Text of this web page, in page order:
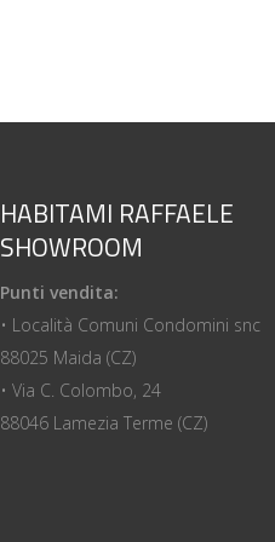
HABITAMI RAFFAELE
SHOWROOM
Punti vendita:
• Località Comuni Condomini snc
88025 Maida (CZ)
• Via C. Colombo, 24
88046 Lamezia Terme (CZ)